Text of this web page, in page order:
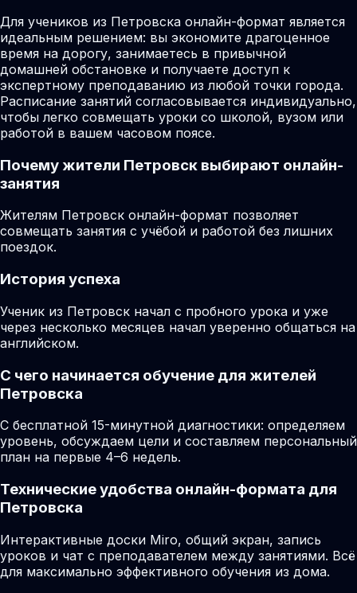
Для учеников из Петровска онлайн-формат является
идеальным решением: вы экономите драгоценное
время на дорогу, занимаетесь в привычной
домашней обстановке и получаете доступ к
экспертному преподаванию из любой точки города.
Расписание занятий согласовывается индивидуально,
чтобы легко совмещать уроки со школой, вузом или
работой в вашем часовом поясе.
Почему жители Петровск выбирают онлайн-
занятия
Жителям Петровск онлайн-формат позволяет
совмещать занятия с учёбой и работой без лишних
поездок.
История успеха
Ученик из Петровск начал с пробного урока и уже
через несколько месяцев начал уверенно общаться на
английском.
С чего начинается обучение для жителей
Петровска
С бесплатной 15-минутной диагностики: определяем
уровень, обсуждаем цели и составляем персональный
план на первые 4–6 недель.
Технические удобства онлайн-формата для
Петровска
Интерактивные доски Miro, общий экран, запись
уроков и чат с преподавателем между занятиями. Всё
для максимально эффективного обучения из дома.